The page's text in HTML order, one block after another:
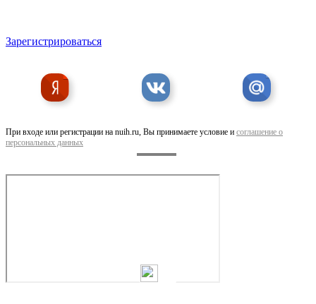
Зарегистрироваться
При входе или регистрации на nuih.ru, Вы принимаете условие и соглашение о
персональных данных